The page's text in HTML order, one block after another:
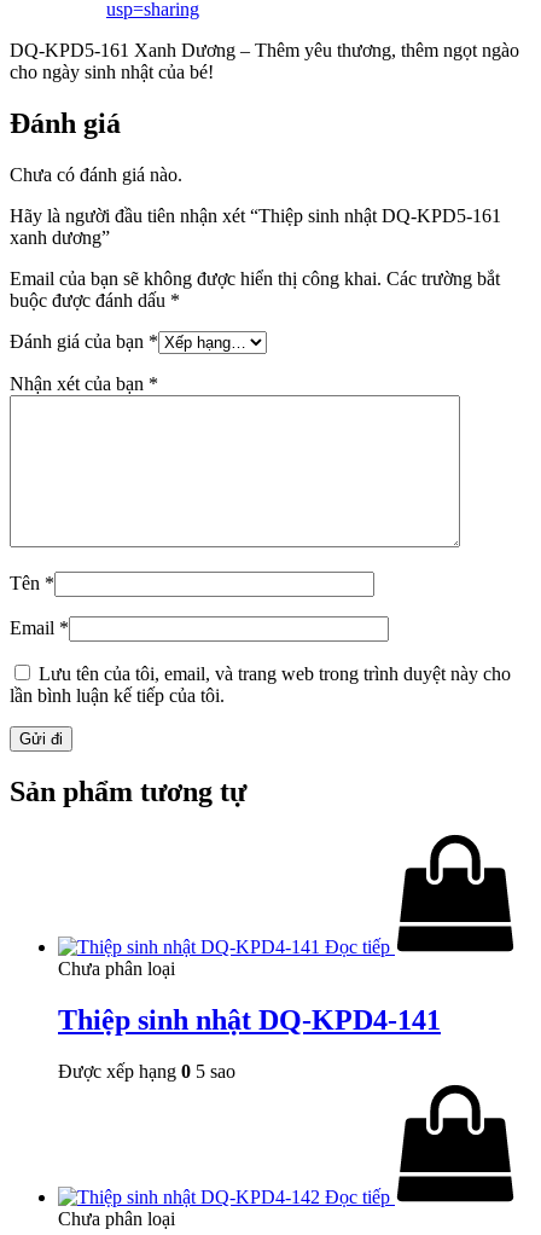
usp=sharing
DQ-KPD5-161 Xanh Dương – Thêm yêu thương, thêm ngọt ngào
cho ngày sinh nhật của bé!
Đánh giá
Chưa có đánh giá nào.
Hãy là người đầu tiên nhận xét “Thiệp sinh nhật DQ-KPD5-161
xanh dương”
Email của bạn sẽ không được hiển thị công khai. Các trường bắt
buộc được đánh dấu *
Đánh giá của bạn *
Nhận xét của bạn *
Tên *
Email *
Lưu tên của tôi, email, và trang web trong trình duyệt này cho
lần bình luận kế tiếp của tôi.
Sản phẩm tương tự
Đọc tiếp
Chưa phân loại
Thiệp sinh nhật DQ-KPD4-141
Được xếp hạng 0 5 sao
Đọc tiếp
Chưa phân loại